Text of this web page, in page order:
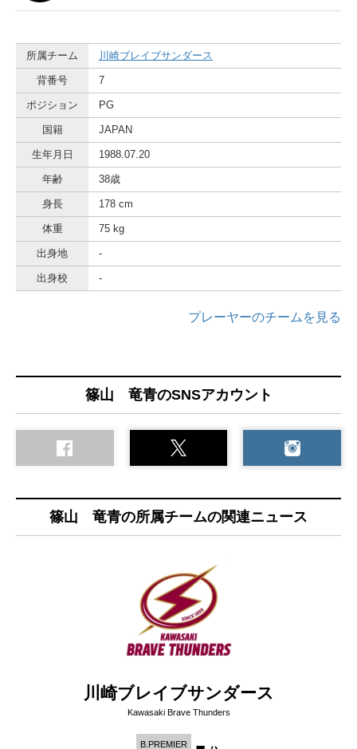
所属チーム 川崎ブレイブサンダース
背番号 7
ポジション PG
国籍 JAPAN
生年月日 1988.07.20
年齢 38歳
身長 178 cm
体重 75 kg
出身地 -
出身校 -
プレーヤーのチームを見る
篠山 竜青のSNSアカウント
篠山 竜青の所属チームの関連ニュース
川崎ブレイブサンダース
Kawasaki Brave Thunders
B.PREMIER